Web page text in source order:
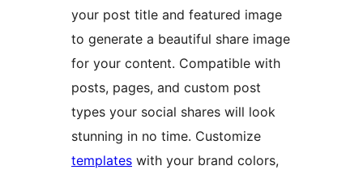
your post title and featured image
to generate a beautiful share image
for your content. Compatible with
posts, pages, and custom post
types your social shares will look
stunning in no time. Customize
templates with your brand colors,